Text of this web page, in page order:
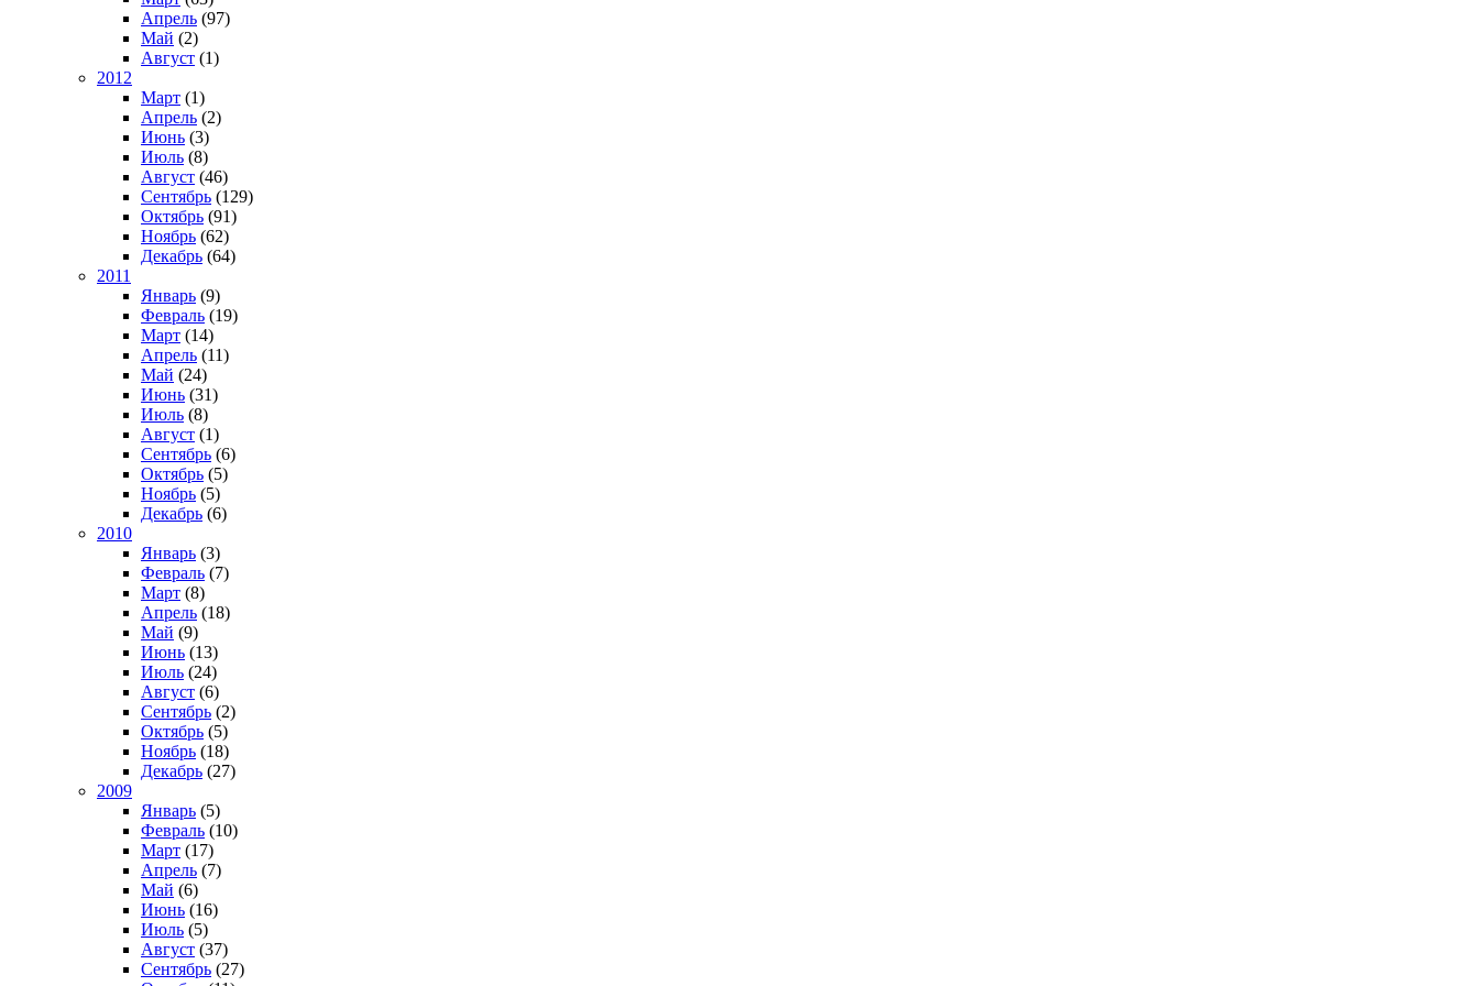
Апрель (97)
Май (2)
Август (1)
2012
Март (1)
Апрель (2)
Июнь (3)
Июль (8)
Август (46)
Сентябрь (129)
Октябрь (91)
Ноябрь (62)
Декабрь (64)
2011
Январь (9)
Февраль (19)
Март (14)
Апрель (11)
Май (24)
Июнь (31)
Июль (8)
Август (1)
Сентябрь (6)
Октябрь (5)
Ноябрь (5)
Декабрь (6)
2010
Январь (3)
Февраль (7)
Март (8)
Апрель (18)
Май (9)
Июнь (13)
Июль (24)
Август (6)
Сентябрь (2)
Октябрь (5)
Ноябрь (18)
Декабрь (27)
2009
Январь (5)
Февраль (10)
Март (17)
Апрель (7)
Май (6)
Июнь (16)
Июль (5)
Август (37)
Сентябрь (27)